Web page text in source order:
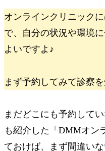
オンラインクリニック
で、自分の状況や環境
よいですよ♪
まず予約してみて診察
まだどこにも予約して
も紹介した「DMMオン
ておけば、まず間違い